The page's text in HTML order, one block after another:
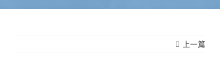
上一篇